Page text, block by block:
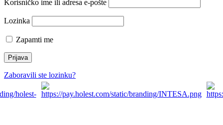
Korisničko ime ili adresa e-pošte
Lozinka
Zapamti me
Zaboravili ste lozinku?